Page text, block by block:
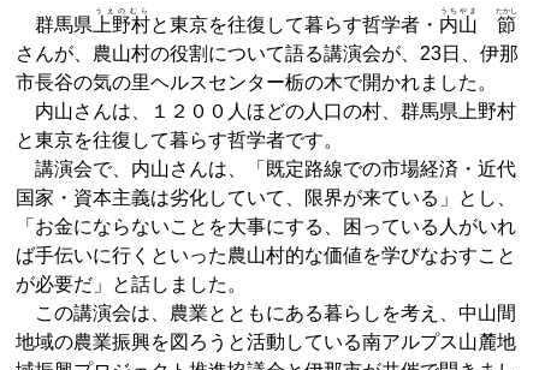
群馬県 上野村
うえのむら
と東京を往復して暮らす哲学者・ 内山
うちやま
節
たかし
さんが、農山村の役割について語る講演会が、23日、伊那
市長谷の気の里ヘルスセンター栃の木で開かれました。
内山さんは、１２００人ほどの人口の村、群馬県上野村
と東京を往復して暮らす哲学者です。
講演会で、内山さんは、「既定路線での市場経済・近代
国家・資本主義は劣化していて、限界が来ている」とし、
「お金にならないことを大事にする、困っている人がいれ
ば手伝いに行くといった農山村的な価値を学びなおすこと
が必要だ」と話しました。
この講演会は、農業とともにある暮らしを考え、中山間
地域の農業振興を図ろうと活動している南アルプス山麓地